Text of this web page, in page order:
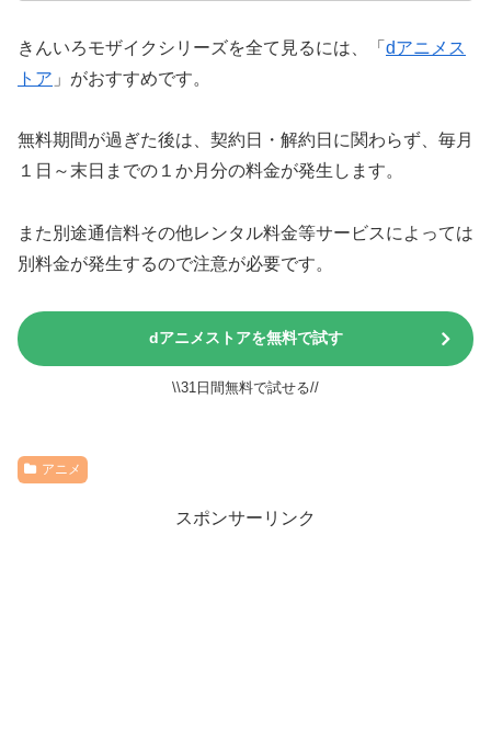
きんいろモザイクシリーズを全て見るには、「 dアニメス
トア 」がおすすめです。
無料期間が過ぎた後は、契約日・解約日に関わらず、毎月
１日～末日までの１か月分の料金が発生します。
また別途通信料その他レンタル料金等サービスによっては
別料金が発生するので注意が必要です。
dアニメストアを無料で試す
\\31日間無料で試せる//
アニメ
スポンサーリンク